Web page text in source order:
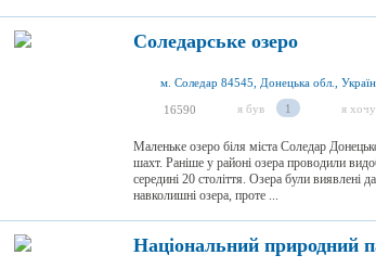
Соледарське озеро
м. Соледар 84545, Донецька обл.,
16590 я був 1 я
Маленьке озеро біля міста Соледар
шахт. Раніше у районі озера проводили
середині 20 століття. Озера були виявлені
навколишні озера, проте ...
Національний природний